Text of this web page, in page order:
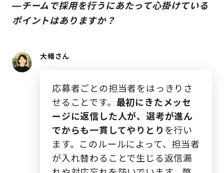
―チームで採用を行うにあたって心掛けている
ポイントはありますか？
大幡さん
応募者ごとの担当者をはっきりさ
せることです。 最初にきたメッセ
ージに返信した人が、選考が進ん
でからも一貫してやりとり を行い
ます。このルールによって、担当者
が入れ替わることで生じる返信漏